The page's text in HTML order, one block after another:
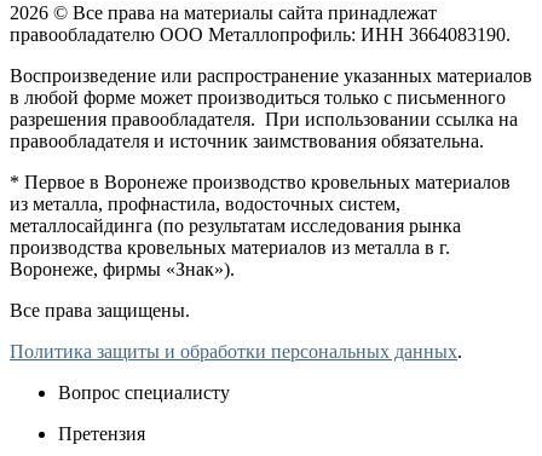
2026 © Все права на материалы сайта принадлежат
правообладателю ООО Металлопрофиль: ИНН 3664083190.
Воспроизведение или распространение указанных материалов
в любой форме может производиться только с письменного
разрешения правообладателя. При использовании ссылка на
правообладателя и источник заимствования обязательна.
* Первое в Воронеже производство кровельных материалов
из металла, профнастила, водосточных систем,
металлосайдинга (по результатам исследования рынка
производства кровельных материалов из металла в г.
Воронеже, фирмы «Знак»).
Все права защищены.
Политика защиты и обработки персональных данных.
Вопрос специалисту
Претензия